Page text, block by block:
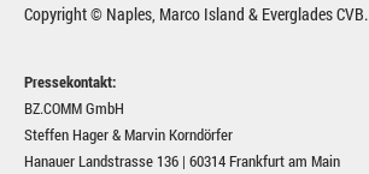
Copyright © Naples, Marco Island & Everglades CVB.
Pressekontakt:
BZ.COMM GmbH
Steffen Hager & Marvin Korndörfer
Hanauer Landstrasse 136 | 60314 Frankfurt am Main